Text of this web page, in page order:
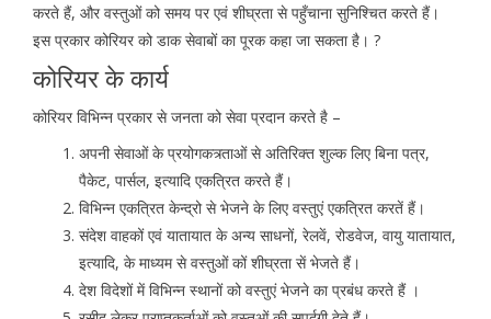
करते हैं, और वस्तुओं को समय पर एवं शीघ्रता से पहुँचाना सुनिश्चित करते हैं।
इस प्रकार कोरियर को डाक सेवाबों का पूरक कहा जा सकता है। ?
कोरियर के कार्य
कोरियर विभिन्न प्रकार से जनता को सेवा प्रदान करते है –
अपनी सेवाओं के प्रयोगकत्र्ताओं से अतिरिक्त शुल्क लिए बिना पत्र,
पैकेट, पार्सल, इत्यादि एकत्रित करते हैं।
विभिन्न एकत्रित केन्द्रो से भेजने के लिए वस्तुएं एकत्रित करतें हैं।
संदेश वाहकों एवं यातायात के अन्य साधनों, रेलवें, रोडवेज, वायु यातायात,
इत्यादि, के माध्यम से वस्तुओं कों शीघ्रता सें भेजते हैं।
देश विदेशों में विभिन्न स्थानों को वस्तुएं भेजने का प्रबंध करते हैं ।